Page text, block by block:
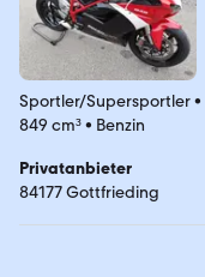
Sportler/Supersportler•
849 cm³• Benzin
Privatanbieter
84177 Gottfrieding